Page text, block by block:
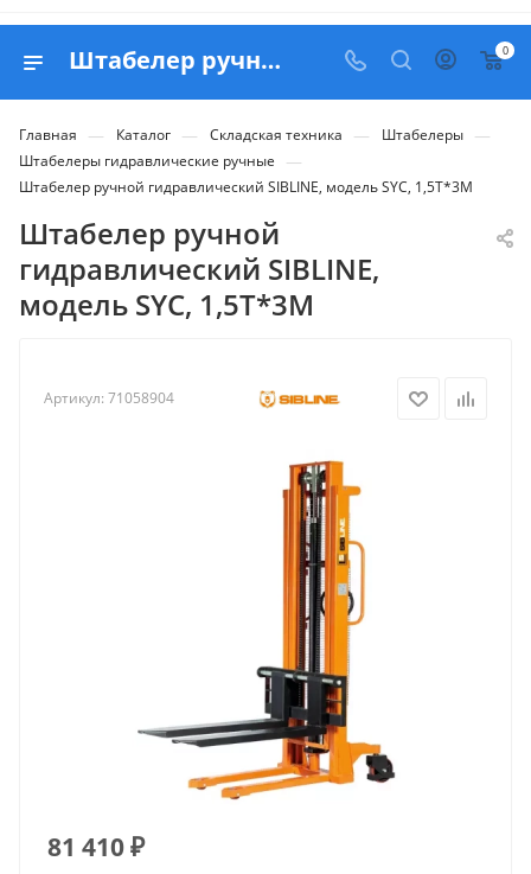
Штабелер ручной гидравлический SIBLINE, модель SYC, 1,5Т*3М - купить в Belapex 0
Главная — Каталог — Складская техника — Штабелеры —
Штабелеры гидравлические ручные —
Штабелер ручной гидравлический SIBLINE, модель SYC, 1,5Т*3М
Штабелер ручной
гидравлический SIBLINE,
модель SYC, 1,5Т*3М
Артикул: 71058904
81 410₽